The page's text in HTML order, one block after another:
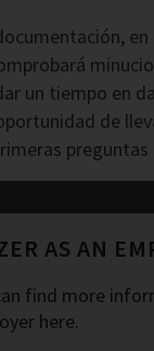
un tiempo en
de
preguntas
AS AN
find more
here.